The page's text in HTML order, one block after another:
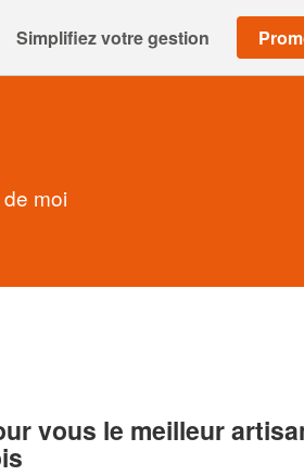
Simplifiez votre gestion
moi
vous le meilleur